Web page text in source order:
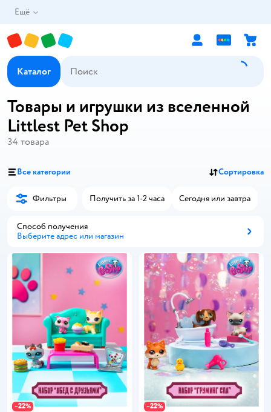
Ещё
Каталог
Товары и игрушки из вселенной
Littlest Pet Shop
34 товара
Все категории Сортировка
Фильтры Получить за 1-2 часа Сегодня или завтра
Способ получения
Выберите адрес или магазин
−22% −22%